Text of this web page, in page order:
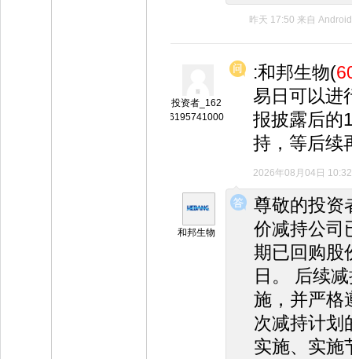
昨天 17:50 来自 Android
投资者_162
6195741000
:和邦生物(
易日可以进
报披露后的
持，等后续
2026年08月04日 10:32
◆
◆
和邦生物
尊敬的投资
价减持公司
期已回购股
日。 后续
施，并严格
次减持计划
实施、实施